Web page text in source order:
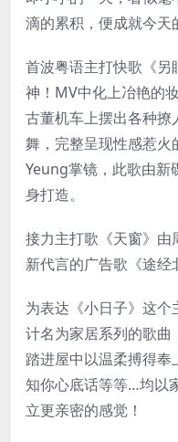
滴的累积，便成就今天
首波粤语主打快歌《
神！MV中化上冶艳的
古董机车上摆出各种
舞，完整呈现性感惹
Yeung掌镜，此歌由新
身打造。
接力主打歌《天窗》由
新代言的广告歌《途经
为表达《小日子》这
计名为家居系列的歌曲
踏进屋中以温柔搏得
知你心底话等等…均以
立更亲密的感觉！